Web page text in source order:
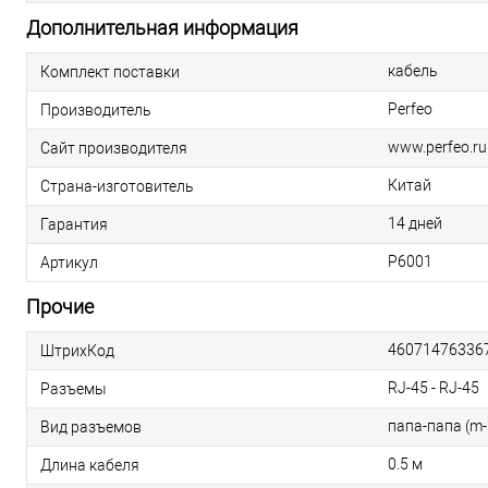
Дополнительная информация
Комплект поставки кабель
Производитель Perfeo
Сайт производителя www.perfeo.ru
Страна-изготовитель Китай
Гарантия 14 дней
Артикул P6001
Прочие
ШтрихКод
Разъемы RJ-45 - RJ-45
Вид разъемов папа-папа
Длина кабеля 0.5 м